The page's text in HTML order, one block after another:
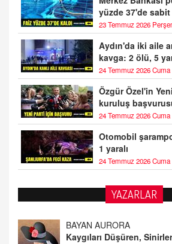
yüzde 37'de sabit
23 Temmuz 2026
Aydın'da iki aile
kavga: 2 ölü, 5
24 Temmuz 2026 Cuma
Özgür Özel'in
kuruluş
24 Temmuz 2026 Cuma
Otomobil
1 yaralı
24 Temmuz 2026 Cuma
YAZARLAR
DOKTOR CİVANIM
Mastürbasyon ve Tatmin: